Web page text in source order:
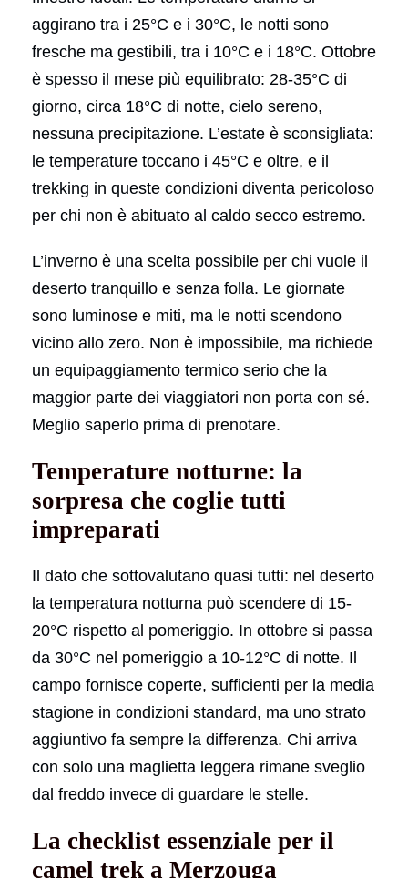
aggirano tra i 25°C e i 30°C, le notti sono
fresche ma gestibili, tra i 10°C e i 18°C. Ottobre
è spesso il mese più equilibrato: 28-35°C di
giorno, circa 18°C di notte, cielo sereno,
nessuna precipitazione. L’estate è sconsigliata:
le temperature toccano i 45°C e oltre, e il
trekking in queste condizioni diventa pericoloso
per chi non è abituato al caldo secco estremo.
L’inverno è una scelta possibile per chi vuole il
deserto tranquillo e senza folla. Le giornate
sono luminose e miti, ma le notti scendono
vicino allo zero. Non è impossibile, ma richiede
un equipaggiamento termico serio che la
maggior parte dei viaggiatori non porta con sé.
Meglio saperlo prima di prenotare.
Temperature notturne: la
sorpresa che coglie tutti
impreparati
Il dato che sottovalutano quasi tutti: nel deserto
la temperatura notturna può scendere di 15-
20°C rispetto al pomeriggio. In ottobre si passa
da 30°C nel pomeriggio a 10-12°C di notte. Il
campo fornisce coperte, sufficienti per la media
stagione in condizioni standard, ma uno strato
aggiuntivo fa sempre la differenza. Chi arriva
con solo una maglietta leggera rimane sveglio
dal freddo invece di guardare le stelle.
La checklist essenziale per il
camel trek a Merzouga